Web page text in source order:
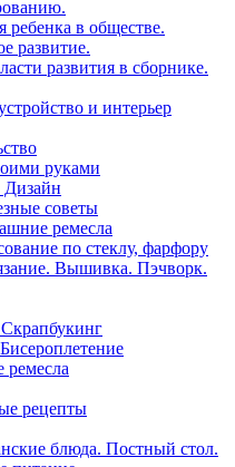
ребенка в обществе.
развитие.
развития в сборнике.
и интерьер
руками
Дизайн
советы
ремесла
по стеклу, фарфору
Вышивка. Пэчворк.
рецепты
блюда. Постный стол.